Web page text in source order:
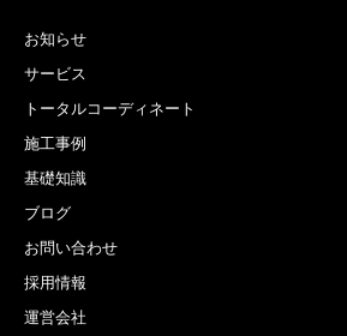
お知らせ
サービス
トータルコーディネート
施工事例
基礎知識
ブログ
お問い合わせ
採用情報
運営会社